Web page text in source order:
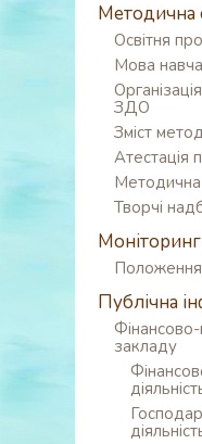
Методична
Освітня
Мова
ЗДО
Зміст
Атестація
Творчі
Моніторинг
Публічна
Фінансово-
закладу